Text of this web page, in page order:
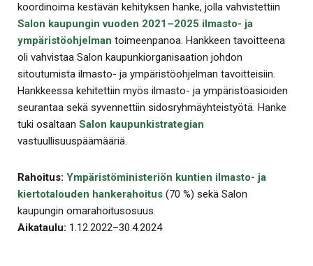
koordinoima kestävän kehityksen hanke, jolla vahvistettiin
Salon kaupungin vuoden 2021–2025 ilmasto- ja
ympäristöohjelman toimeenpanoa. Hankkeen tavoitteena
oli vahvistaa Salon kaupunkiorganisaation johdon
sitoutumista ilmasto- ja ympäristöohjelman tavoitteisiin.
Hankkeessa kehitettiin myös ilmasto- ja ympäristöasioiden
seurantaa sekä syvennettiin sidosryhmäyhteistyötä. Hanke
tuki osaltaan Salon kaupunkistrategian
vastuullisuuspäämääriä.
Rahoitus: Ympäristöministeriön kuntien ilmasto- ja
kiertotalouden hankerahoitus (70 %) sekä Salon
kaupungin omarahoitusosuus.
Aikataulu: 1.12.2022–30.4.2024